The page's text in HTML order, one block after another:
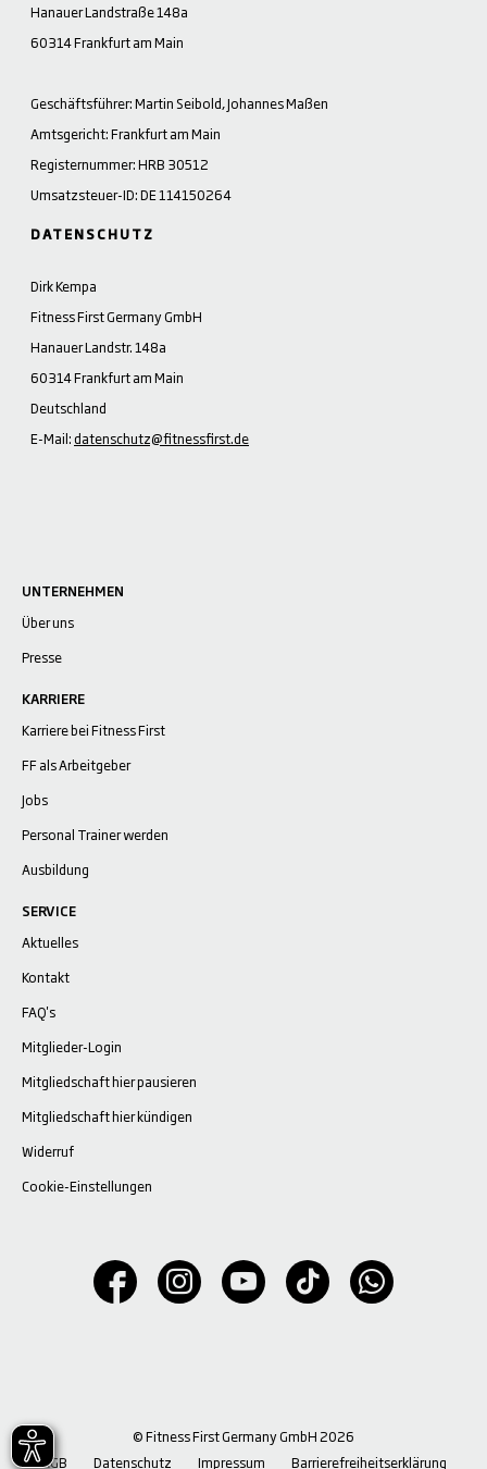
Hanauer Landstraße 148a
60314 Frankfurt am Main
Geschäftsführer: Martin Seibold, Johannes Maßen
Amtsgericht: Frankfurt am Main
Registernummer: HRB 30512
Umsatzsteuer-ID: DE 114150264
DATENSCHUTZ
Dirk Kempa
Fitness First Germany GmbH
Hanauer Landstr. 148a
60314 Frankfurt am Main
Deutschland
E-Mail:datenschutz@fitnessfirst.de
UNTERNEHMEN
Über uns
Presse
KARRIERE
Karriere bei Fitness First
FF als Arbeitgeber
Jobs
Personal Trainer werden
Ausbildung
SERVICE
Aktuelles
Kontakt
FAQ's
Mitglieder-Login
Mitgliedschaft hier pausieren
Mitgliedschaft hier kündigen
Widerruf
Cookie-Einstellungen
© Fitness First Germany GmbH 2026
AGB
Datenschutz Impressum Barrierefreiheitserklärung